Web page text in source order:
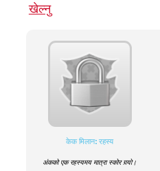
खेल्नु
केक मिलान: रहस्य
अंकको एक रहस्यमय मात्रा स्कोर गर्‍यो।